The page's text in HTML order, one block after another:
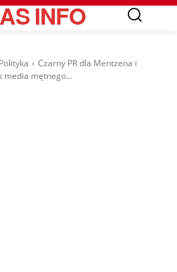
INFO
Polityka
Czarny PR dla Mentzena i
media mętnego...